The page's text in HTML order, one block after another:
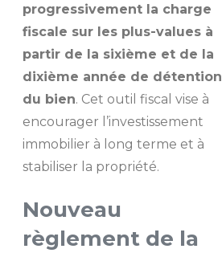
progressivement la charge
fiscale sur les plus-values à
partir de la sixième et de la
dixième année de détention
du bien. Cet outil fiscal vise à
encourager l’investissement
immobilier à long terme et à
stabiliser la propriété.
Nouveau
règlement de la